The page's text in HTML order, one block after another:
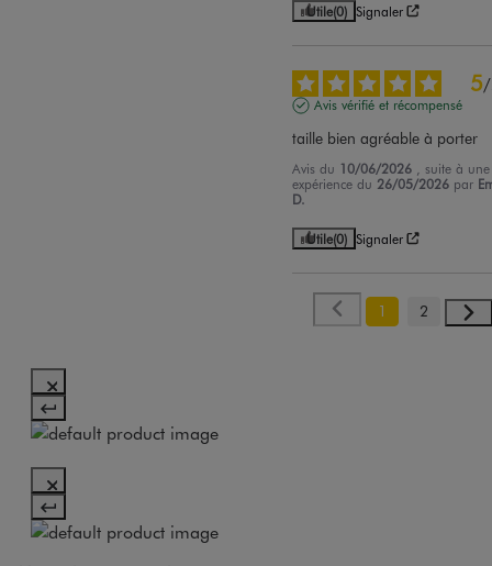
Utile(0) Signaler
5/
Avis vérifié et récompensé
taille bien agréable à porter
Avis du 10/06/2026
, suite à une
expérience du 26/05/2026 par
D.
Utile(0) Signaler
1 2